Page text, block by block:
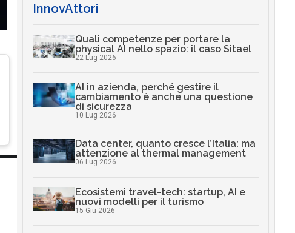
InnovAttori
Quali competenze per portare la
physical AI nello spazio: il caso Sitael
22 Lug 2026
AI in azienda, perché gestire il
cambiamento è anche una questione
di sicurezza
10 Lug 2026
Data center, quanto cresce l’Italia: ma
attenzione al thermal management
06 Lug 2026
Ecosistemi travel-tech: startup, AI e
nuovi modelli per il turismo
15 Giu 2026